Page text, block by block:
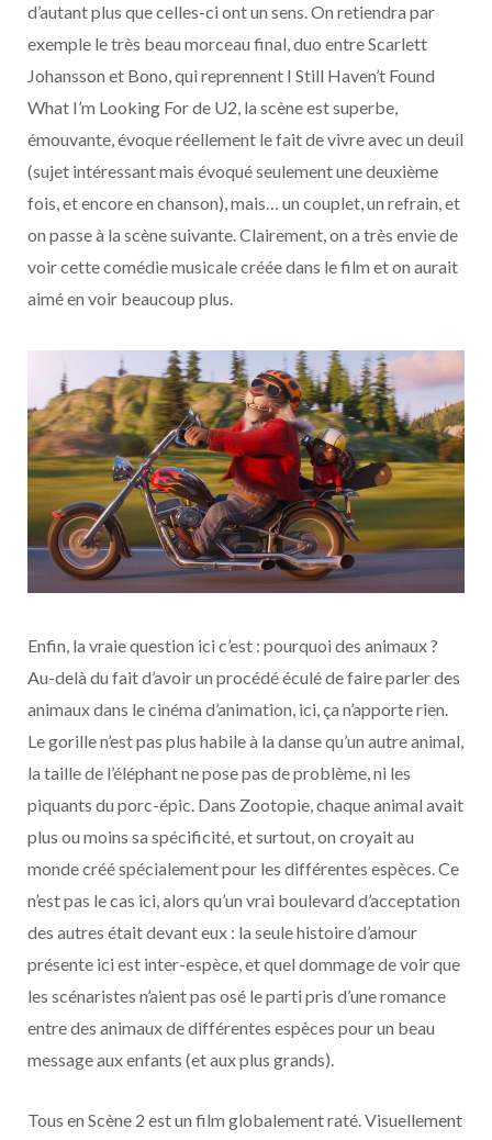
d’autant plus que celles-ci ont un sens. On retiendra par
exemple le très beau morceau final, duo entre Scarlett
Johansson et Bono, qui reprennent I Still Haven’t Found
What I’m Looking For de U2, la scène est superbe,
émouvante, évoque réellement le fait de vivre avec un deuil
(sujet intéressant mais évoqué seulement une deuxième
fois, et encore en chanson), mais… un couplet, un refrain, et
on passe à la scène suivante. Clairement, on a très envie de
voir cette comédie musicale créée dans le film et on aurait
aimé en voir beaucoup plus.
Enfin, la vraie question ici c’est : pourquoi des animaux ?
Au-delà du fait d’avoir un procédé éculé de faire parler des
animaux dans le cinéma d’animation, ici, ça n’apporte rien.
Le gorille n’est pas plus habile à la danse qu’un autre animal,
la taille de l’éléphant ne pose pas de problème, ni les
piquants du porc-épic. Dans Zootopie, chaque animal avait
plus ou moins sa spécificité, et surtout, on croyait au
monde créé spécialement pour les différentes espèces. Ce
n’est pas le cas ici, alors qu’un vrai boulevard d’acceptation
des autres était devant eux : la seule histoire d’amour
présente ici est inter-espèce, et quel dommage de voir que
les scénaristes n’aient pas osé le parti pris d’une romance
entre des animaux de différentes espèces pour un beau
message aux enfants (et aux plus grands).
Tous en Scène 2 est un film globalement raté. Visuellement